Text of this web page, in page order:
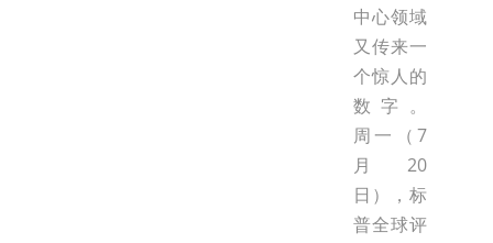
中心领域
又传来一
个惊人的
数字。
周一（7
月20
日），标
普全球评